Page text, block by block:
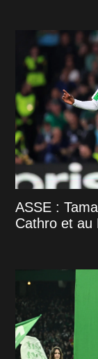
ASSE :
Cathro et au